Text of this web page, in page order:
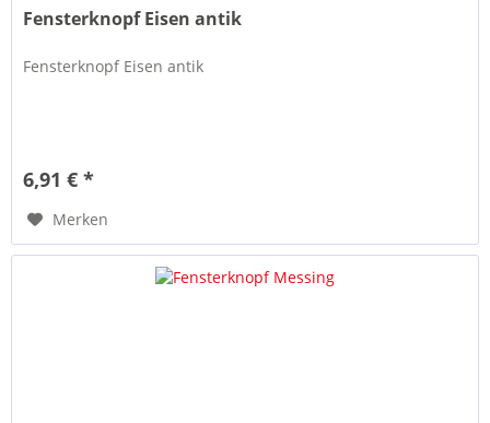
Fensterknopf Eisen antik
Fensterknopf Eisen antik
6,91 € *
Merken